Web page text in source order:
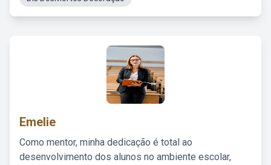
Emelie
Como mentor, minha dedicação é total ao
desenvolvimento dos alunos no ambiente escolar,